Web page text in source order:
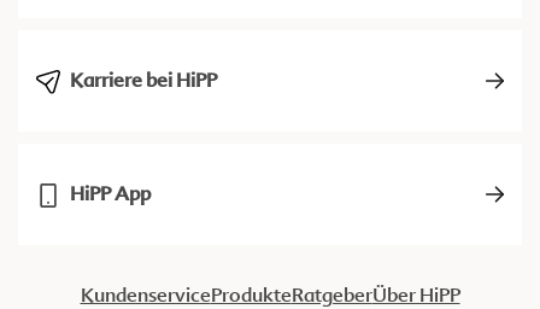
Karriere bei HiPP
HiPP App
KundenserviceProdukteRatgeberÜber HiPP